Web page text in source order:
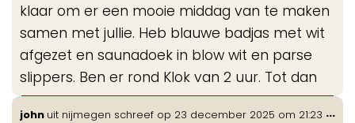
klaar om er een mooie middag van te maken
samen met jullie. Heb blauwe badjas met wit
afgezet en saunadoek in blow wit en parse
slippers. Ben er rond Klok van 2 uur. Tot dan
john uit nijmegen schreef op 23 december 2025 om 21:23 ...